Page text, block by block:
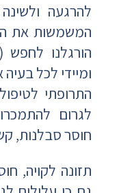
להרגעה
המשמשות את
הורגלנו לחפש
ומיידי לכל
התרופתי
לגרום
חוסר סבלנות,
תזונה לקויה,